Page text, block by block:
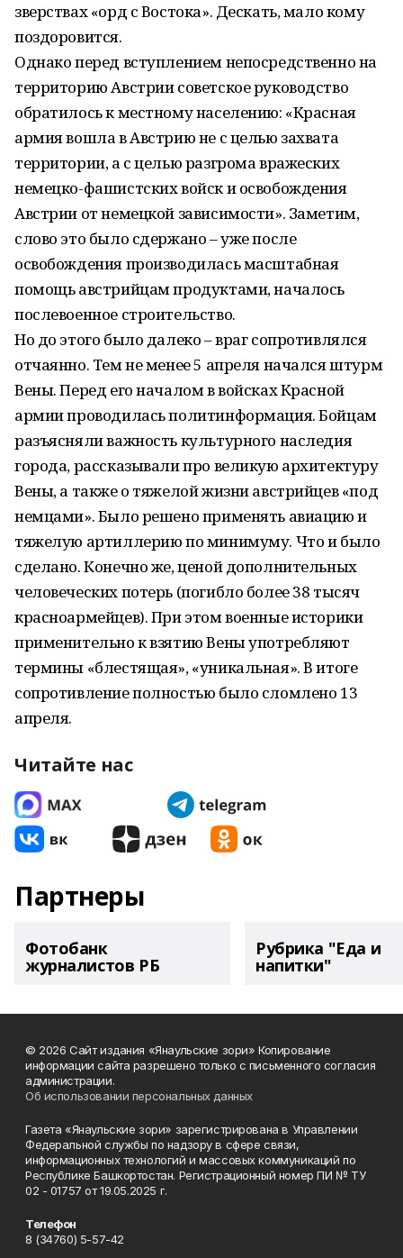
зверствах «орд с Востока». Дескать, мало кому
поздоровится.
Однако перед вступлением непосредственно на
территорию Австрии советское руководство
обратилось к местному населению: «Красная
армия вошла в Австрию не с целью захвата
территории, а с целью разгрома вражеских
немецко-фашистских войск и освобождения
Австрии от немецкой зависимости». Заметим,
слово это было сдержано – уже после
освобождения производилась масштабная
помощь австрийцам продуктами, началось
послевоенное строительство.
Но до этого было далеко – враг сопротивлялся
отчаянно. Тем не менее 5 апреля начался штурм
Вены. Перед его началом в войсках Красной
армии проводилась политинформация. Бойцам
разъясняли важность культурного наследия
города, рассказывали про великую архитектуру
Вены, а также о тяжелой жизни австрийцев «под
немцами». Было решено применять авиацию и
тяжелую артиллерию по минимуму. Что и было
сделано. Конечно же, ценой дополнительных
человеческих потерь (погибло более 38 тысяч
красноармейцев). При этом военные историки
применительно к взятию Вены употребляют
термины «блестящая», «уникальная». В итоге
сопротивление полностью было сломлено 13
апреля.
Читайте нас
Партнеры
Фотобанк
журналистов РБ
Рубрика "Еда и
напитки"
© 2026 Сайт издания «Янаульские зори» Копирование
информации сайта разрешено только с письменного согласия
администрации.
Об использовании персональных данных
Газета «Янаульские зори» зарегистрирована в Управлении
Федеральной службы по надзору в сфере связи,
информационных технологий и массовых коммуникаций по
Республике Башкортостан. Регистрационный номер ПИ № ТУ
02 - 01757 от 19.05.2025 г.
Телефон
8 (34760) 5-57-42